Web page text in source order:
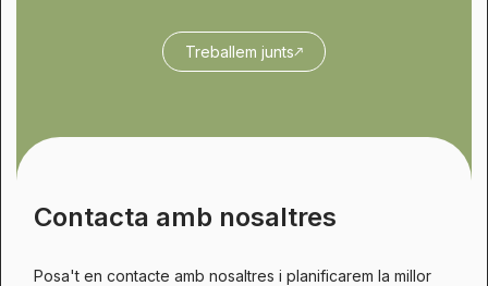
Treballem junts
Contacta amb nosaltres
Posa't en contacte amb nosaltres i planificarem la millor